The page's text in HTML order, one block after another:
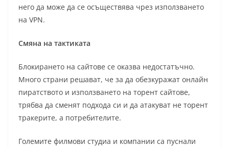
него да може да се осъществява чрез използването
на VPN.
Смяна на тактиката
Блокирането на сайтове се оказва недостатъчно.
Много страни решават, че за да обезкуражат онлайн
пиратството и използването на торент сайтове,
трябва да сменят подхода си и да атакуват не торент
тракерите, а потребителите.
Големите филмови студиа и компании са пуснали